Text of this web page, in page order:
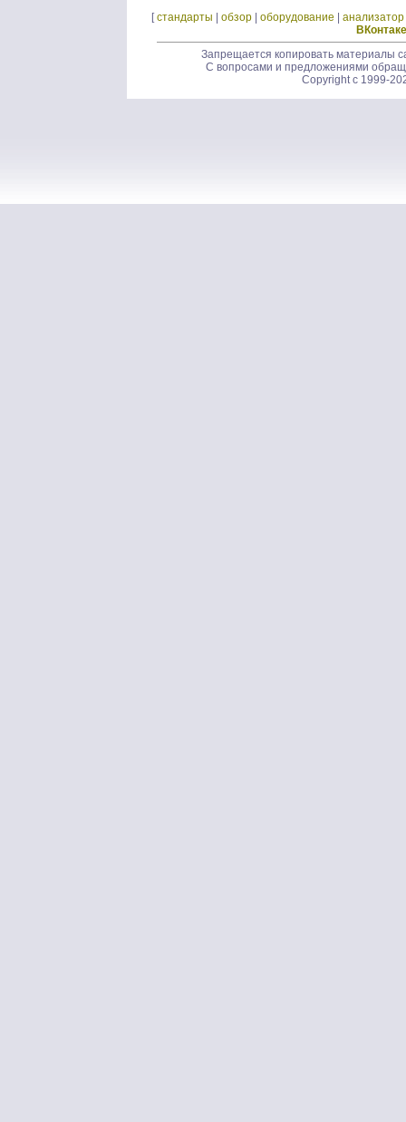
[стандарты обзор оборудование анализатор
ВКонтаке
Запрещается копировать материалы
С вопросами и предложениями
Copyright c 1999-